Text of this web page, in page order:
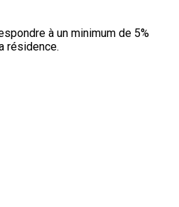
à un minimum de 5%
résidence.